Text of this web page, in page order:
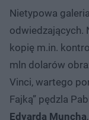
Nietypowa
odwiedzających.
kopię m.in.
mln dolarów
Vinci, wartego
Fajką” pędzla
Edvarda Muncha